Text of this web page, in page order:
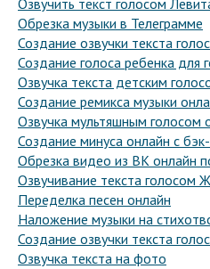
Озвучить текст голосом
Обрезка музыки в Телеграмме
Создание озвучки текста
Создание голоса ребенка для
Озвучка текста детским
Создание ремикса музыки
Озвучка мультяшным голосом
Создание минуса онлайн с
Обрезка видео из ВК онлайн
Озвучивание текста голосом
Переделка песен онлайн
Наложение музыки на
Создание озвучки текста
Озвучка текста на фото